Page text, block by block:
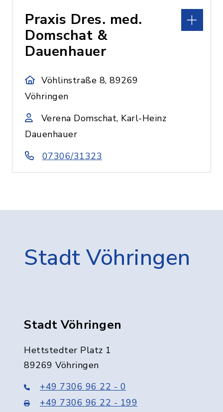
Praxis Dres. med.
Domschat &
Dauenhauer
Vöhlinstraße 8, 89269
Vöhringen
Verena Domschat, Karl-Heinz
Dauenhauer
07306/31323
Stadt Vöhringen
Stadt Vöhringen
Hettstedter Platz 1
89269 Vöhringen
+49 7306 96 22 - 0
+49 7306 96 22 - 199